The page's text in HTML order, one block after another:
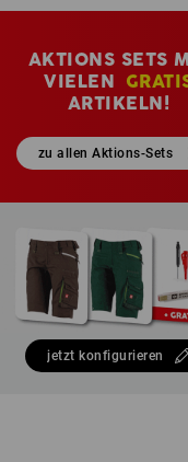
AKTIONS SETS
VIELEN
ARTIKELN!
zu allen Aktions-Sets
jetzt konfigurieren